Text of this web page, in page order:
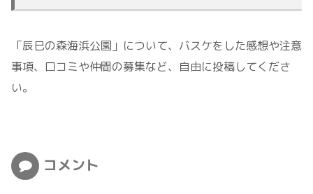
「辰巳の森海浜公園」について、バスケをした感想や注意
事項、口コミや仲間の募集など、自由に投稿してくださ
い。
コメント